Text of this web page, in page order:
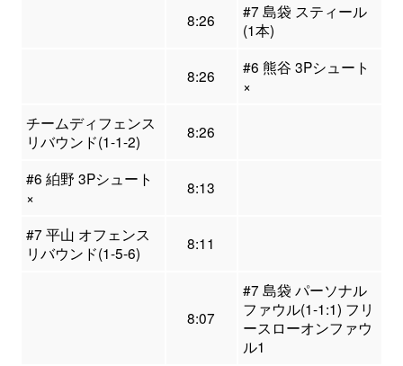
8:26
#7 島袋 スティール
(1本)
8:26
#6 熊谷 3Pシュート
×
チームディフェンス
リバウンド(1-1-2)
8:26
#6 絈野 3Pシュート
×
8:13
#7 平山 オフェンス
リバウンド(1-5-6)
8:11
8:07
#7 島袋 パーソナル
ファウル(1-1:1) フリ
ースローオンファウ
ル1